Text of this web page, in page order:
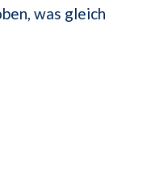
was gleich